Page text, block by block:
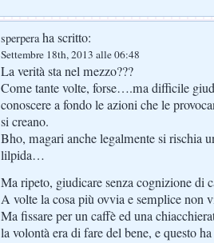
sperperaha scritto:
Settembre 18th, 2013 alle 06:48
La verità sta nel mezzo???
Come tante volte, forse….ma difficile
conoscere a fondo le azioni che le
si creano.
Bho, magari anche legalmente si rischia
lilpida…
Ma ripeto, giudicare senza cognizione di
A volte la cosa più ovvia e semplice non
Ma fissare per un caffè ed una
la volontà era di fare del bene, e questo